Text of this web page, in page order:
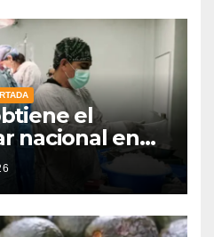
el
nacional en
órganos